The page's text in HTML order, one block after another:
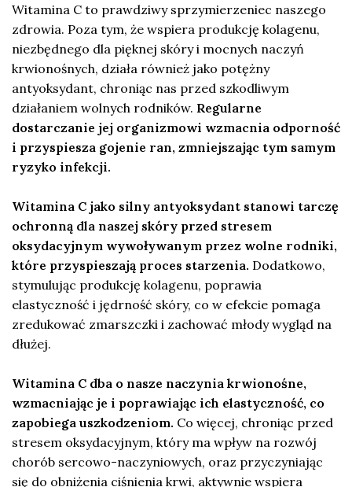
Witamina C to prawdziwy sprzymierzeniec naszego
zdrowia. Poza tym, że wspiera produkcję kolagenu,
niezbędnego dla pięknej skóry i mocnych naczyń
krwionośnych, działa również jako potężny
antyoksydant, chroniąc nas przed szkodliwym
działaniem wolnych rodników. Regularne
dostarczanie jej organizmowi wzmacnia odporność
i przyspiesza gojenie ran, zmniejszając tym samym
ryzyko infekcji.
Witamina C jako silny antyoksydant stanowi tarczę
ochronną dla naszej skóry przed stresem
oksydacyjnym wywoływanym przez wolne rodniki,
które przyspieszają proces starzenia. Dodatkowo,
stymulując produkcję kolagenu, poprawia
elastyczność i jędrność skóry, co w efekcie pomaga
zredukować zmarszczki i zachować młody wygląd na
dłużej.
Witamina C dba o nasze naczynia krwionośne,
wzmacniając je i poprawiając ich elastyczność, co
zapobiega uszkodzeniom. Co więcej, chroniąc przed
stresem oksydacyjnym, który ma wpływ na rozwój
chorób sercowo-naczyniowych, oraz przyczyniając
się do obniżenia ciśnienia krwi, aktywnie wspiera